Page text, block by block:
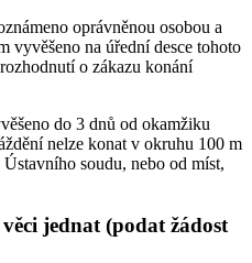
oprávněnou osobou a
vyvěšeno na úřední desce tohoto
o zákazu konání
do 3 dnů od okamžiku
nelze konat v okruhu 100 m
soudu, nebo od míst,
jednat (podat žádost